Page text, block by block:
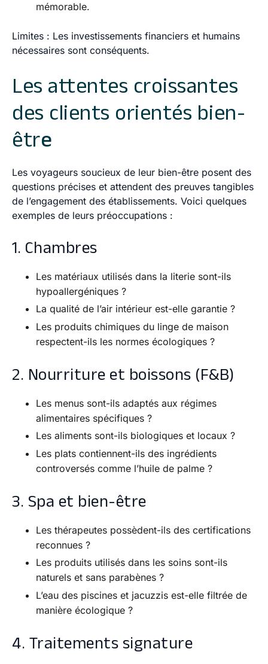
mémorable.
Limites : Les investissements financiers et humains
nécessaires sont conséquents.
Les attentes croissantes
des clients orientés bien-
être
Les voyageurs soucieux de leur bien-être posent des
questions précises et attendent des preuves tangibles
de l’engagement des établissements. Voici quelques
exemples de leurs préoccupations :
1. Chambres
Les matériaux utilisés dans la literie sont-ils
hypoallergéniques ?
La qualité de l’air intérieur est-elle garantie ?
Les produits chimiques du linge de maison
respectent-ils les normes écologiques ?
2. Nourriture et boissons (F&B)
Les menus sont-ils adaptés aux régimes
alimentaires spécifiques ?
Les aliments sont-ils biologiques et locaux ?
Les plats contiennent-ils des ingrédients
controversés comme l’huile de palme ?
3. Spa et bien-être
Les thérapeutes possèdent-ils des certifications
reconnues ?
Les produits utilisés dans les soins sont-ils
naturels et sans parabènes ?
L’eau des piscines et jacuzzis est-elle filtrée de
manière écologique ?
4. Traitements signature